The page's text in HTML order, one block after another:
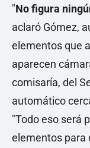
"No figura
aclaró Gómez,
elementos que
aparecen
comisaría, del
automático
"Todo eso será
elementos para